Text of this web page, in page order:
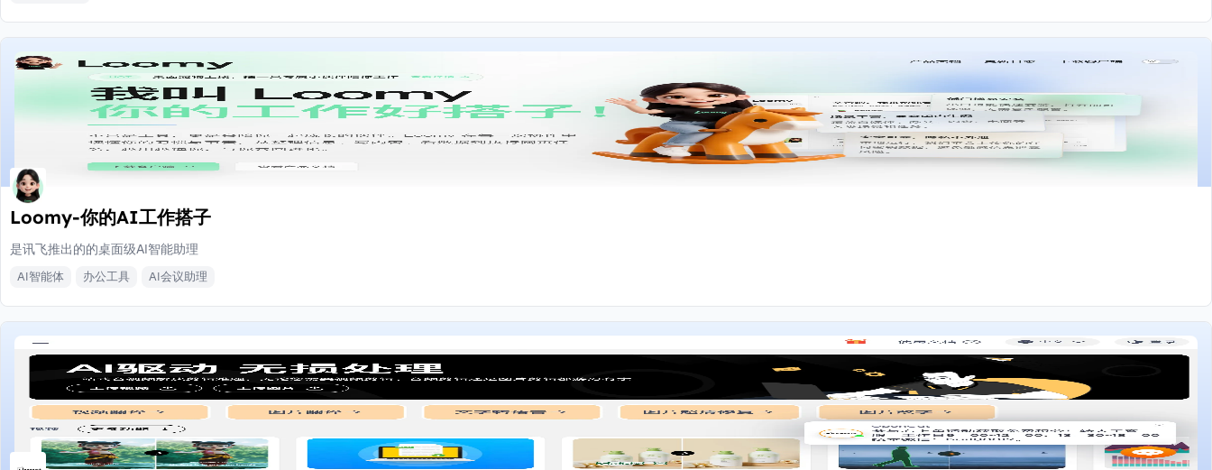
Loomy-你的AI工作搭子
是讯飞推出的的桌面级AI智能助理
AI智能体 办公工具 AI会议助理